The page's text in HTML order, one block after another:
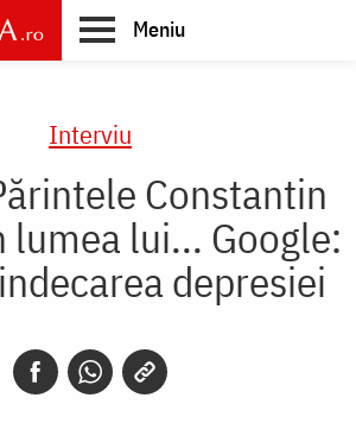
Meniu
Interviu
Constantin
lumea lui... Google:
depresiei